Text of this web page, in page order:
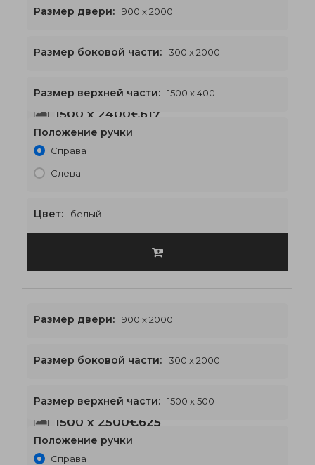
1500 x 2400€617
Размер двери: 900 x 2000
Размер боковой части: 300 x 2000
Размер верхней части: 1500 x 400
Положение ручки
Справа
Слева
Цвет: белый
1500 x 2500€625
Размер двери: 900 x 2000
Размер боковой части: 300 x 2000
Размер верхней части: 1500 x 500
Положение ручки
Справа